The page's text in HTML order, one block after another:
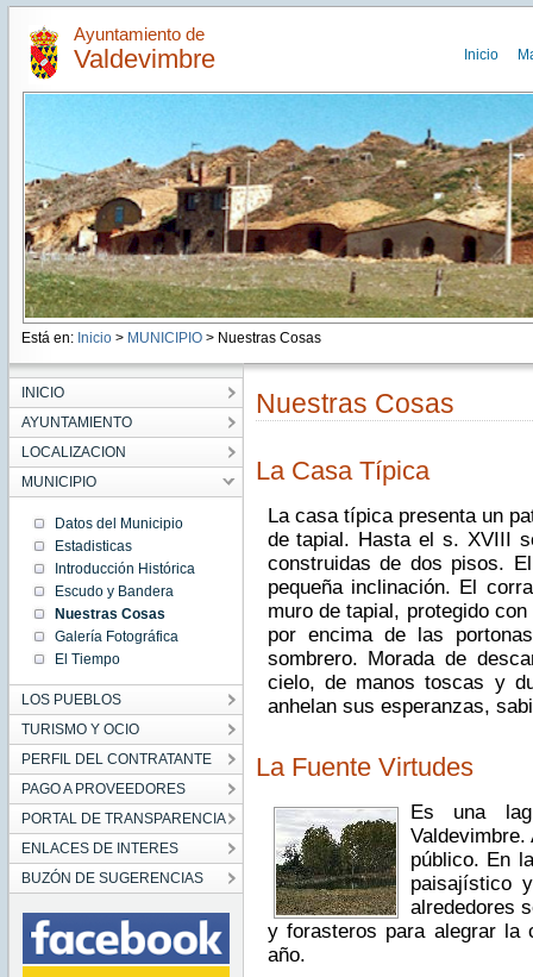
Ayuntamiento de
Valdevimbre Inicio
Está en: Inicio > MUNICIPIO> Nuestras Cosas
INICIO
AYUNTAMIENTO
LOCALIZACION
MUNICIPIO
Datos del Municipio
Estadisticas
Introducción Histórica
Escudo y Bandera
Nuestras Cosas
Galería Fotográfica
El Tiempo
LOS PUEBLOS
TURISMO Y OCIO
PERFIL DEL CONTRATANTE
PAGO A PROVEEDORES
PORTAL DE TRANSPARENCIA
ENLACES DE INTERES
BUZÓN DE SUGERENCIAS
Nuestras Cosas
La Casa Típica
La casa típica presenta un
de tapial. Hasta el s. XVIII
construidas de dos pisos.
pequeña inclinación. El
muro de tapial, protegido
por encima de las
sombrero. Morada de
cielo, de manos toscas y
anhelan sus esperanzas,
La Fuente Virtudes
Es una
público. En
paisajístico
alrededores
y forasteros para alegrar la
año.